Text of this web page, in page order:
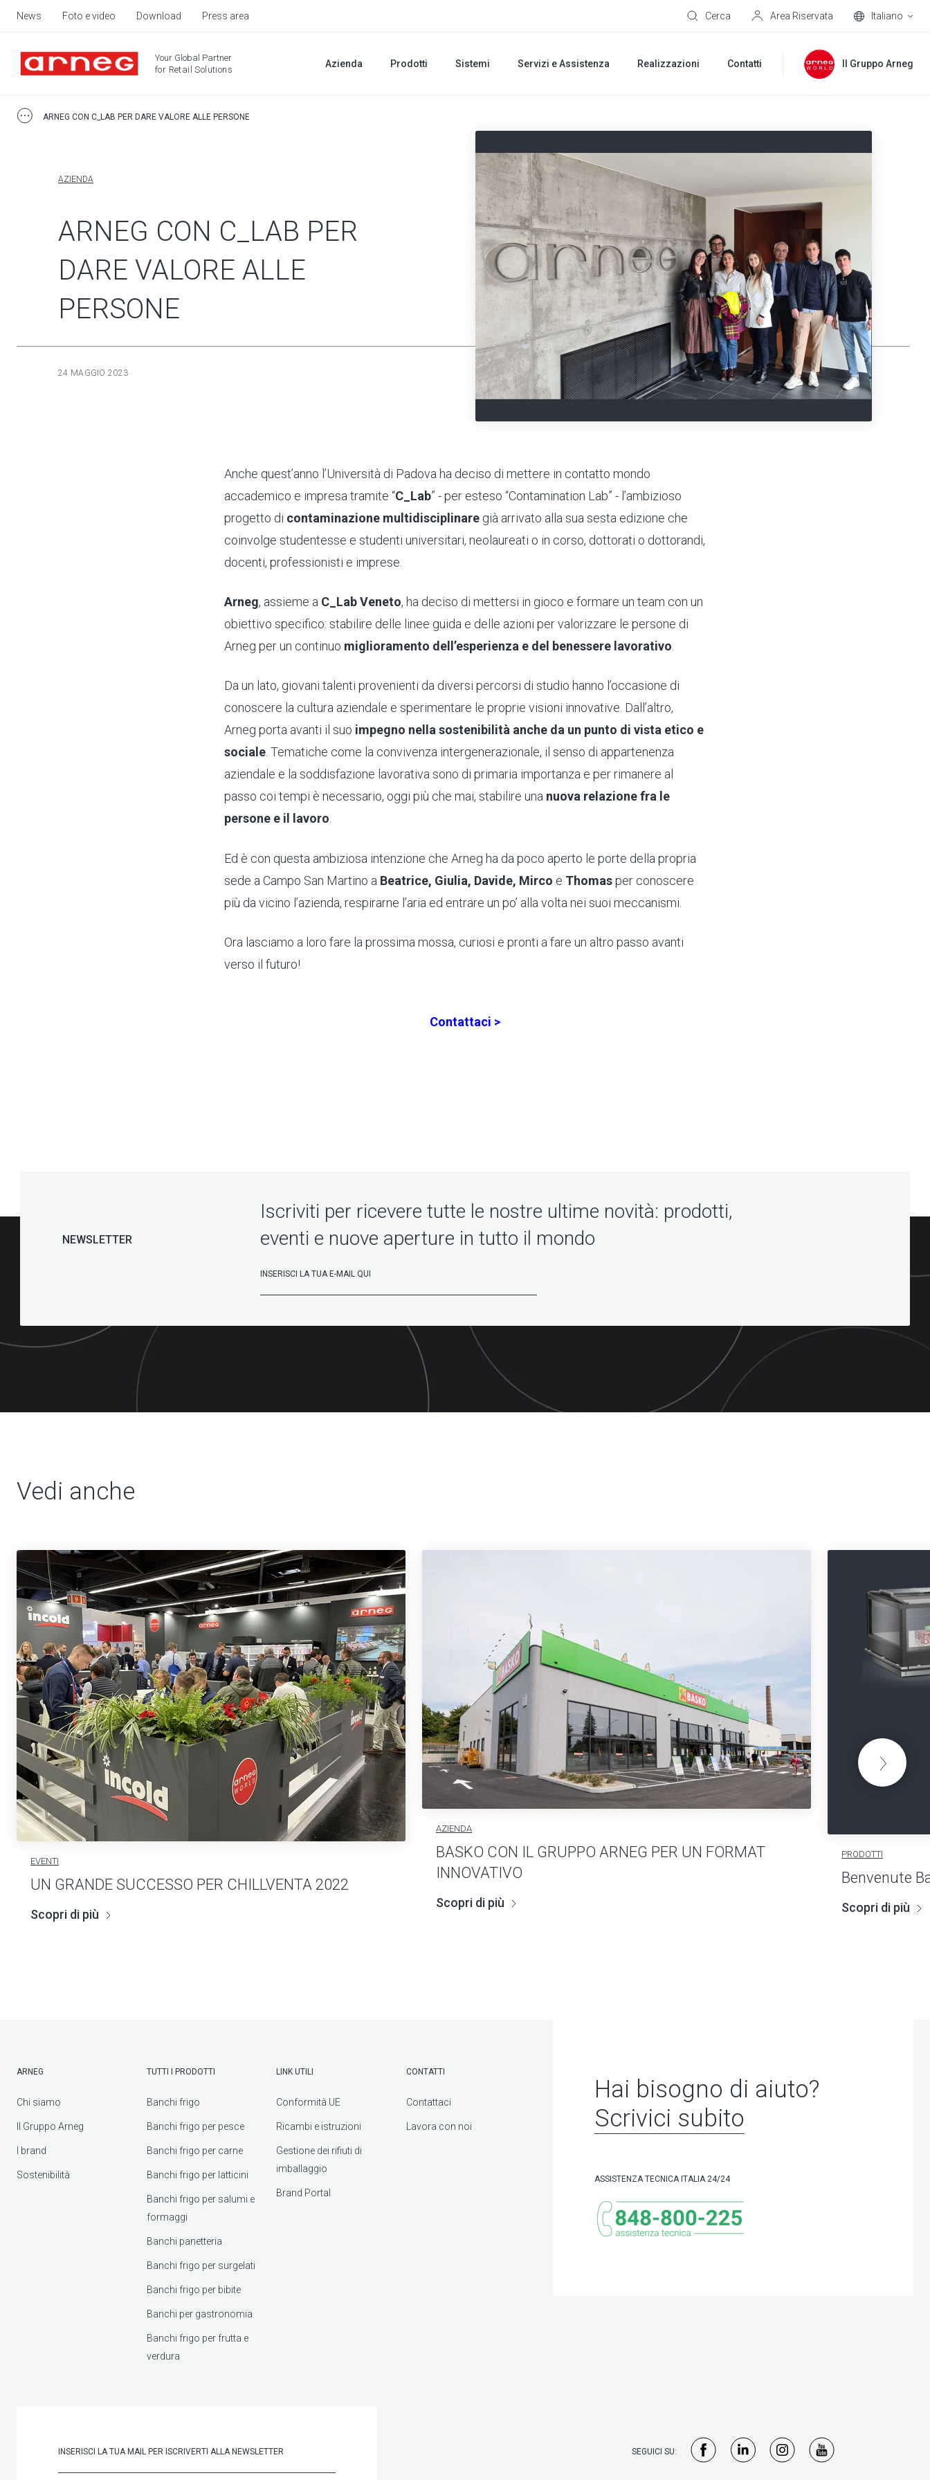
News Foto e video Download Press area Cerca Area Riservata Italiano
Your Global Partner
for Retail Solutions
Azienda Prodotti Sistemi Servizi e Assistenza Realizzazioni Contatti Il Gruppo Arneg
ARNEG CON C_LAB PER DARE VALORE ALLE PERSONE
AZIENDA
ARNEG CON C_LAB PER
DARE VALORE ALLE
PERSONE
24 MAGGIO 2023
Anche quest’anno l’Università di Padova ha deciso di mettere in contatto mondo
accademico e impresa tramite “C_Lab” - per esteso “Contamination Lab” - l’ambizioso
progetto di contaminazione multidisciplinare già arrivato alla sua sesta edizione che
coinvolge studentesse e studenti universitari, neolaureati o in corso, dottorati o dottorandi,
docenti, professionisti e imprese.
Arneg, assieme a C_Lab Veneto, ha deciso di mettersi in gioco e formare un team con un
obiettivo specifico: stabilire delle linee guida e delle azioni per valorizzare le persone di
Arneg per un continuo miglioramento dell’esperienza e del benessere lavorativo
Da un lato, giovani talenti provenienti da diversi percorsi di studio hanno l’occasione di
conoscere la cultura aziendale e sperimentare le proprie visioni innovative. Dall’altro,
Arneg porta avanti il suo impegno nellasostenibilità anche da un punto di vista etico e
sociale. Tematiche come la convivenza intergenerazionale, il senso di appartenenza
aziendale e la soddisfazione lavorativa sono di primaria importanza e per rimanere al
passo coi tempi è necessario, oggi più che mai, stabilire una nuova relazione fra le
persone e il lavoro.
Ed è con questa ambiziosa intenzione che Arneg ha da poco aperto le porte della propria
sede a Campo San Martino a Beatrice, Giulia, Davide, Mirco e Thomasper conoscere
più da vicino l’azienda, respirarne l’aria ed entrare un po’ alla volta nei suoi meccanismi.
Ora lasciamo a loro fare la prossima mossa, curiosi e pronti a fare un altro passo avanti
verso il futuro!
Contattaci >
NEWSLETTER
Iscriviti per ricevere tutte le nostre ultime novità: prodotti,
eventi e nuove aperture in tutto il mondo
Vedi anche
EVENTI
UN GRANDE SUCCESSO PER CHILLVENTA 2022
Scopri di più
AZIENDA
BASKO CON IL GRUPPO ARNEG PER UN FORMAT
INNOVATIVO
Scopri di più
PRODOTTI
Benvenute
Scopri di più
ARNEG
Chi siamo
Il Gruppo Arneg
I brand
Sostenibilità
TUTTI I PRODOTTI
Banchi frigo
Banchi frigo per pesce
Banchi frigo per carne
Banchi frigo per latticini
Banchi frigo per salumi e
formaggi
Banchi panetteria
Banchi frigo per surgelati
Banchi frigo per bibite
Banchi per gastronomia
Banchi frigo per frutta e
verdura
LINK UTILI
Conformità UE
Ricambi e istruzioni
Gestione dei rifiuti di
imballaggio
Brand Portal
CONTATTI
Contattaci
Lavora con noi
Hai bisogno di aiuto?
Scrivici subito
ASSISTENZA TECNICA ITALIA 24/24
SEGUICI SU: